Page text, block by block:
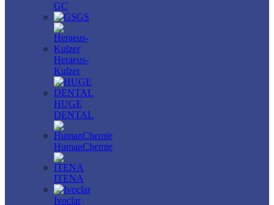
GC
GS
Heraeus-
Kulzer
HUGE
DENTAL
HumanChemie
ITENA
Ivoclar